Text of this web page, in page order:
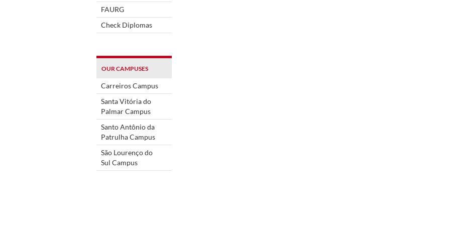
FAURG
Check Diplomas
OUR CAMPUSES
Carreiros Campus
Santa Vitória do
Palmar Campus
Santo Antônio da
Patrulha Campus
São Lourenço do
Sul Campus